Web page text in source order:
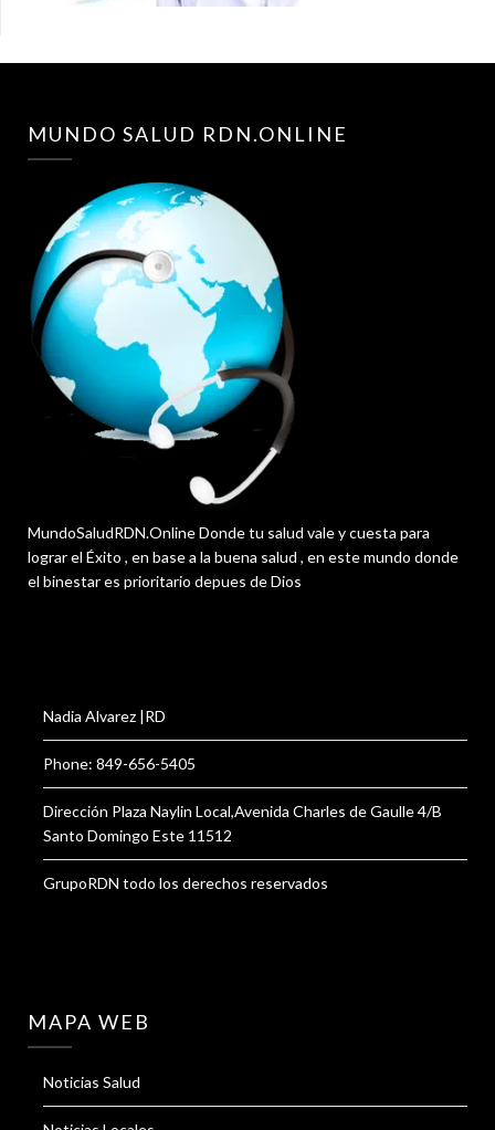
MUNDO SALUD RDN.ONLINE
MundoSaludRDN.Online Donde tu salud vale y cuesta para
lograr el Éxito , en base a la buena salud , en este mundo donde
el binestar es prioritario depues de Dios
Nadia Alvarez |RD
Phone: 849-656-5405
Dirección Plaza Naylin Local,Avenida Charles de Gaulle 4/B
Santo Domingo Este 11512
GrupoRDN todo los derechos reservados
MAPA WEB
Noticias Salud